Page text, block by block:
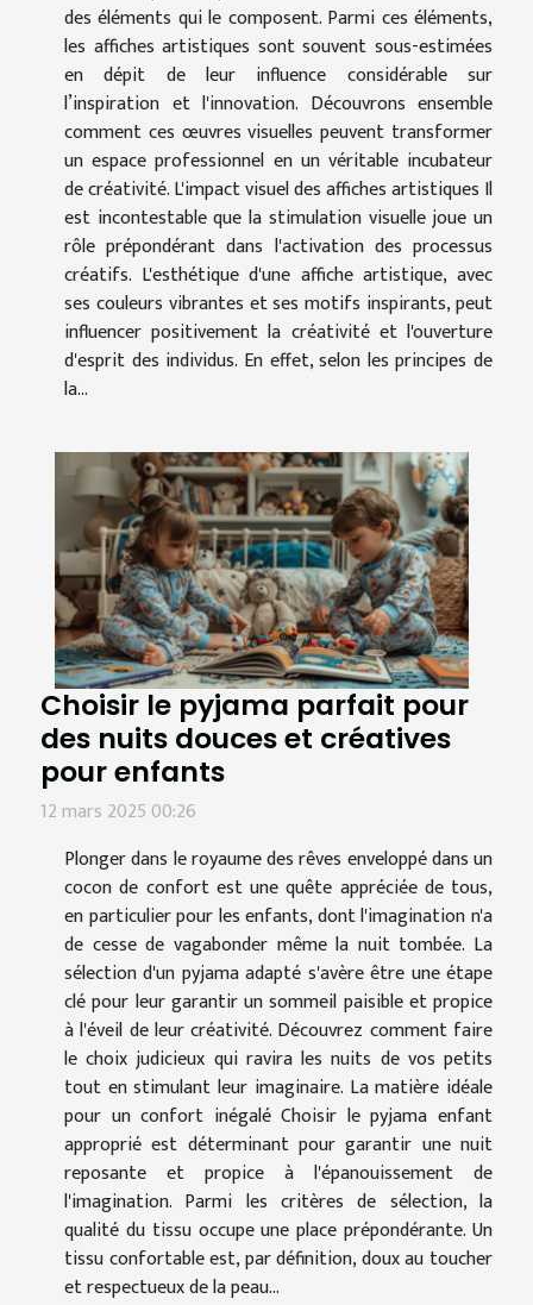
des éléments qui le composent. Parmi ces éléments,
les affiches artistiques sont souvent sous-estimées
en dépit de leur influence considérable sur
l’inspiration et l'innovation. Découvrons ensemble
comment ces œuvres visuelles peuvent transformer
un espace professionnel en un véritable incubateur
de créativité. L'impact visuel des affiches artistiques Il
est incontestable que la stimulation visuelle joue un
rôle prépondérant dans l'activation des processus
créatifs. L'esthétique d'une affiche artistique, avec
ses couleurs vibrantes et ses motifs inspirants, peut
influencer positivement la créativité et l'ouverture
d'esprit des individus. En effet, selon les principes de
la...
Choisir le pyjama parfait pour
des nuits douces et créatives
pour enfants
12 mars 2025 00:26
Plonger dans le royaume des rêves enveloppé dans un
cocon de confort est une quête appréciée de tous,
en particulier pour les enfants, dont l'imagination n'a
de cesse de vagabonder même la nuit tombée. La
sélection d'un pyjama adapté s'avère être une étape
clé pour leur garantir un sommeil paisible et propice
à l'éveil de leur créativité. Découvrez comment faire
le choix judicieux qui ravira les nuits de vos petits
tout en stimulant leur imaginaire. La matière idéale
pour un confort inégalé Choisir le pyjama enfant
approprié est déterminant pour garantir une nuit
reposante et propice à l'épanouissement de
l'imagination. Parmi les critères de sélection, la
qualité du tissu occupe une place prépondérante. Un
tissu confortable est, par définition, doux au toucher
et respectueux de la peau...